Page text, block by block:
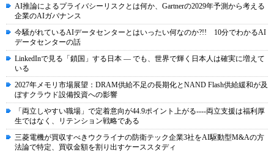
AI推論によるプライバシーリスクとは何か、Gartnerの2029年予測から考える
企業のAIガバナンス
今騒がれているAIデータセンターとはいったい何なのか?!! 10分でわかるAI
データセンターの話
LinkedInで見る「鎖国」する日本 ― でも、世界で輝く日本人は確実に増えて
いる
2027年メモリ市場展望：DRAM供給不足の長期化とNAND Flash供給緩和が及
ぼすクラウド設備投資への影響
「両立しやすい職場」で定着意向が44.9ポイント上がる----両立支援は福利厚
生ではなく、リテンション戦略である
三菱電機が買収すべきウクライナの防衛テック企業3社をAI駆動型M&Aの方
法論で特定、買収金額を割り出すケーススタディ